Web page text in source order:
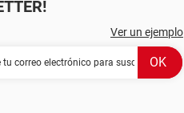
Ver un ejemplo